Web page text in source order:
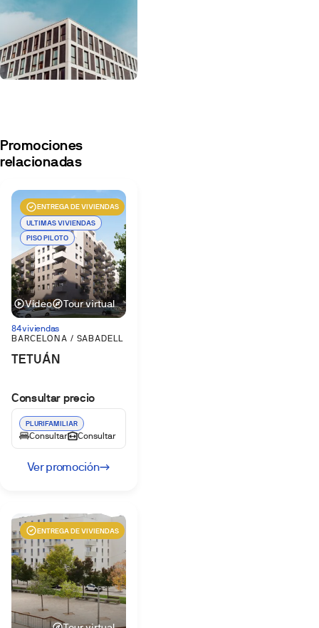
Promociones
relacionadas
ENTREGA DE VIVIENDAS
ULTIMAS VIVIENDAS
PISO PILOTO
Vídeo Tour virtual
84 viviendas
BARCELONA / SABADELL
TETUÁN
Consultar precio
PLURIFAMILIAR
Consultar Consultar
Ver promoción
ENTREGA DE VIVIENDAS